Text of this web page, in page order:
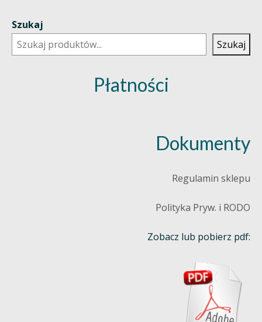
Szukaj
Szukaj
Płatności
Dokumenty
Regulamin sklepu
Polityka Pryw. i RODO
Zobacz lub pobierz pdf: